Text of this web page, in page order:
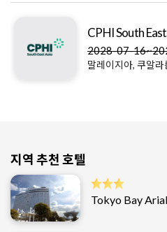
Medical
2026-10-
일본, 도쿄
지역 추천 호텔
Tokyo Bay